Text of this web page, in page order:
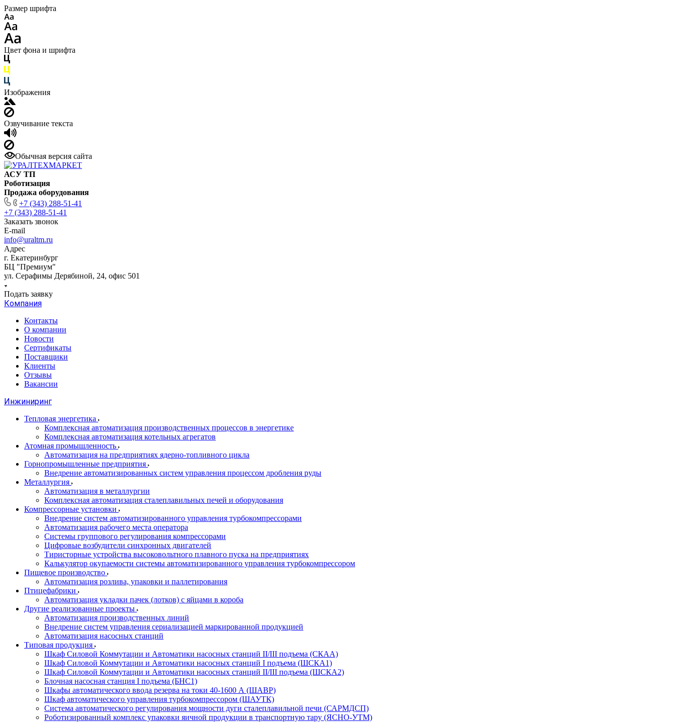
Размер шрифта
Цвет фона и шрифта
Изображения
Озвучивание текста
Обычная версия сайта
АСУ ТП
Роботизация
Продажа оборудования
+7 (343) 288-51-41
+7 (343) 288-51-41
Заказать звонок
E-mail
info@uraltm.ru
Адрес
г. Екатеринбург
БЦ "Премиум"
ул. Серафимы Дерябиной, 24, офис 501
Подать заявку
Компания
Контакты
О компании
Новости
Сертификаты
Поставщики
Клиенты
Отзывы
Вакансии
Инжиниринг
Тепловая энергетика
Комплексная автоматизация производственных процессов в энергетике
Комплексная автоматизация котельных агрегатов
Атомная промышленность
Автоматизация на предприятиях ядерно-топливного цикла
Горнопромышленные предприятия
Внедрение автоматизированных систем управления процессом дробления руды
Металлургия
Автоматизация в металлургии
Комплексная автоматизация сталеплавильных печей и оборудования
Компрессорные установки
Внедрение систем автоматизированного управления турбокомпрессорами
Автоматизация рабочего места оператора
Системы группового регулирования компрессорами
Цифровые возбудители синхронных двигателей
Тиристорные устройства высоковольтного плавного пуска на предприятиях
Калькулятор окупаемости системы автоматизированного управления турбокомпрессором
Пищевое производство
Автоматизация розлива, упаковки и паллетирования
Птицефабрики
Автоматизация укладки пачек (лотков) с яйцами в короба
Другие реализованные проекты
Автоматизация производственных линий
Внедрение систем управления сериализацией маркированной продукцией
Автоматизация насосных станций
Типовая продукция
Шкаф Силовой Коммутации и Автоматики насосных станций II/III подъема (СКАА)
Шкаф Силовой Коммутации и Автоматики насосных станций I подъема (ШСКА1)
Шкаф Силовой Коммутации и Автоматики насосных станций II/III подъема (ШСКА2)
Блочная насосная станция I подъема (БНС1)
Шкафы автоматического ввода резерва на токи 40-1600 А (ШАВР)
Шкаф автоматического управления турбокомпрессором (ШАУТК)
Система автоматического регулирования мощности дуги сталеплавильной печи (САРМДСП)
Роботизированный комплекс упаковки яичной продукции в транспортную тару (ЯСНО-УТМ)